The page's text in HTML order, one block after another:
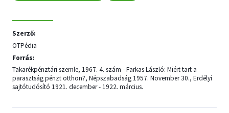
Szerző:
OTPédia
Forrás:
Takarékpénztári szemle, 1967. 4. szám - Farkas László: Miért tart a
parasztság pénzt otthon?, Népszabadság 1957. November 30., Erdélyi
sajtótudósító 1921. december - 1922. március.